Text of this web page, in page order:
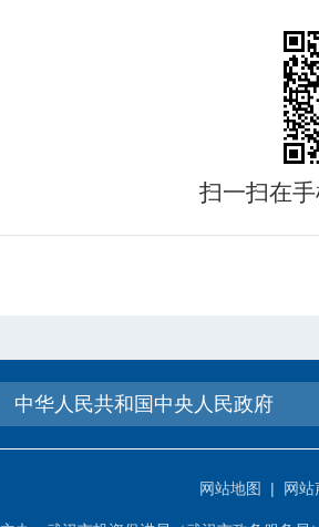
扫一扫在
中华人民共和国中央人民政府
网站地图 | 网站